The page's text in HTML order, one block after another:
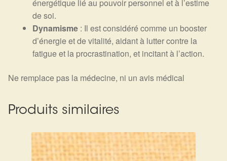
énergétique lié au pouvoir personnel et à l’estime
de soi.
Dynamisme : Il est considéré comme un booster
d’énergie et de vitalité, aidant à lutter contre la
fatigue et la procrastination, et incitant à l’action.
Ne remplace pas la médecine, ni un avis médical
Produits similaires